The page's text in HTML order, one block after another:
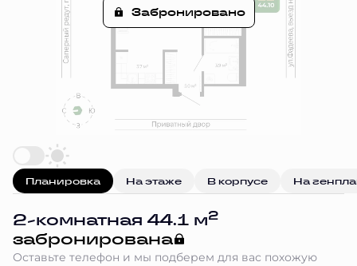
Забронировано
Планировка На этаже В корпусе На
2-комнатная 44.1 м2
забронирована
Оставьте телефон и мы подберем для вас похожую